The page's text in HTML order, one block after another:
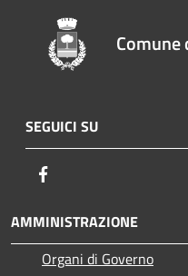
SEGUICI SU
AMMINISTRAZIONE
Organi di Governo